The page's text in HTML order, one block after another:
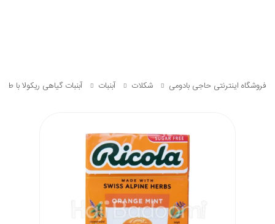
فروشگاه اینترنتی حاجی بادومی شکلات آبنبات آبنبات گیاهی ریکولا با طعم